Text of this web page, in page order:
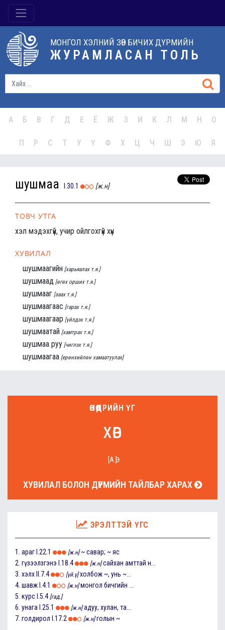
МОНГОЛ ХЭЛНИЙ ЗӨВ БИЧИХ ДҮРМИЙН
ЖУРАМЛАСАН ТОЛЬ
А Б В Г Д Е Ё Ж З И К Л М Н О
П Р С Т У Ү Ф Х Ц Ч Ш Э Ю Я
шушмаа I.30.1 [ж.н]
ТОВЧ УТГА
хэл мэдэхгүй, учир ойлгохгүй хүн
ХУВИЛАЛ
шушмаагийн [харьяалах т.я.]
шушмаад [өгөх орших т.я.]
шушмааг [заах т.я.]
шушмаагаас [гарах т.я.]
шушмаагаар [үйлдэх т.я.]
шушмаатай [хамтрах т.я.]
шушмаа руу [чиглэх т.я.]
шушмаагаа [ерөнхийлөн хамаатуулах]
ӨНӨӨДРИЙН ҮГ
хөв
[А.Ө]
ХУВИЛАЛ БОЛОН ДҮРМИЙН ТАЙЛБАР ХАРАХ
ЭРЭЛТТЭЙ ҮГС
1. араг I.22.1 [ж.н] ~ савар; ~ яс
2. гүзээлзгэнэ I.18.4 [ж.н] сайхан амттай н...
3. хэлх II.7.4 [үй.ү] холбож ~, унь ~...
4. шавж I.4.1 [ж.н] монгол бичгийн ...
5. курс I.5.4 [гад.]
6. унага I.25.1 [ж.н] адуу, хулан, та...
7. голдирол I.17.2 [ж.н] голын ~